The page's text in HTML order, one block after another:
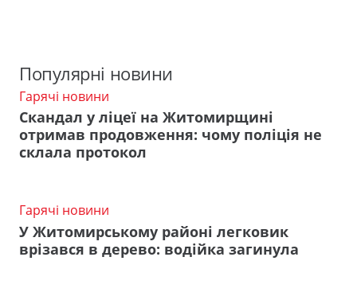
Популярні новини
Гарячі новини
Скандал у ліцеї на Житомирщині
отримав продовження: чому поліція не
склала протокол
Гарячі новини
У Житомирському районі легковик
врізався в дерево: водійка загинула